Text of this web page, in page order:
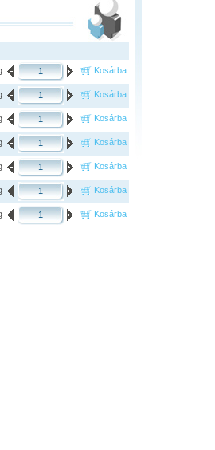
Kosárba
Kosárba
Kosárba
Kosárba
Kosárba
Kosárba
Kosárba